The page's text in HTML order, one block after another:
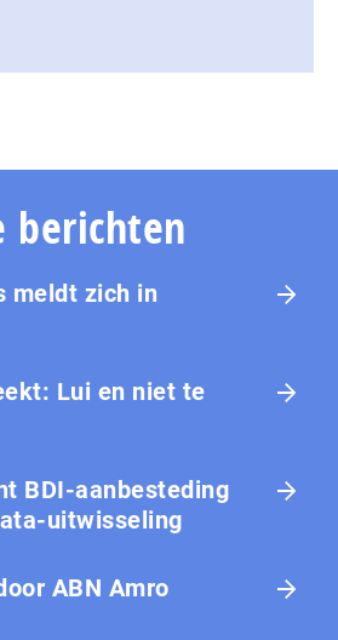
berichten
meldt zich in
Lui en niet te
BDI-aanbesteding
uitwisseling
ABN Amro